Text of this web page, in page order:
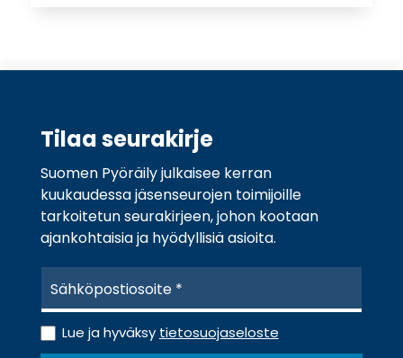
Tilaa seurakirje
Suomen Pyöräily julkaisee kerran
kuukaudessa jäsenseurojen toimijoille
tarkoitetun seurakirjeen, johon kootaan
ajankohtaisia ja hyödyllisiä asioita.
h
k
ö
T
i
Lue ja hyväksy tietosuojaseloste